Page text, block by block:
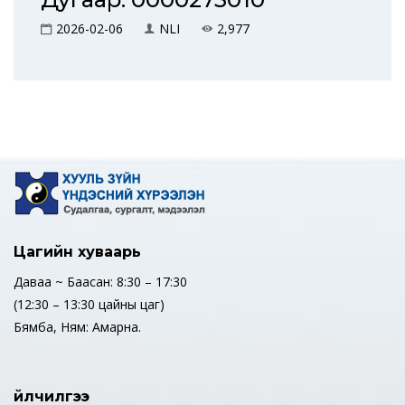
2026-02-06 NLI 2,977
Цагийн хуваарь
Даваа ~ Баасан: 8:30 – 17:30
(12:30 – 13:30 цайны цаг)
Бямба, Ням: Амарна.
Үйлчилгээ